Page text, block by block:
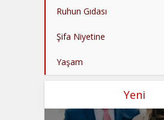
Ruhun Gıdası
Şifa Niyetine
Yaşam
Yeni